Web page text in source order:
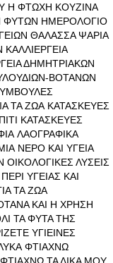
Η ΦΤΩΧΗ ΚΟΥΖΙΝΑ
ΦΥΤΩΝ ΗΜΕΡΟΛΟΓΙΟ
ΘΑΛΑΣΣΑ ΨΑΡΙΑ
ΚΑΛΛΙΕΡΓΕΙΑ
ΔΗΜΗΤΡΙΑΚΩΝ
ΒΟΤΑΝΩΝ
ΤΑ ΖΩΑ ΚΑΤΑΣΚΕΥΕΣ
ΚΑΤΑΣΚΕΥΕΣ
ΛΑΟΓΡΑΦΙΚΑ
ΝΕΡΟ ΚΑΙ ΥΓΕΙΑ
ΟΙΚΟΛΟΓΙΚΕΣ ΛΥΣΕΙΣ
ΠΕΡΙ ΥΓΕΙΑΣ ΚΑΙ
ΤΑ ΖΩΑ
ΚΑΙ Η ΧΡΗΣΗ
ΤΑ ΦΥΤΑ ΤΗΣ
ΥΓΙΕΙΝΕΣ
ΦΤΙΑΧΝΩ
ΦΤΙΑΧΝΩ ΤΑ ΔΙΚΑ ΜΟΥ